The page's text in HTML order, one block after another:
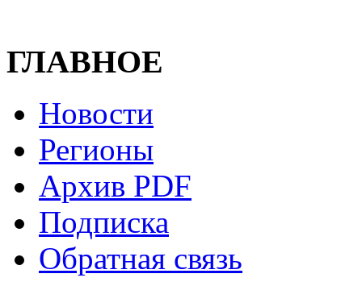
ГЛАВНОЕ
Новости
Регионы
Архив PDF
Подписка
Обратная связь